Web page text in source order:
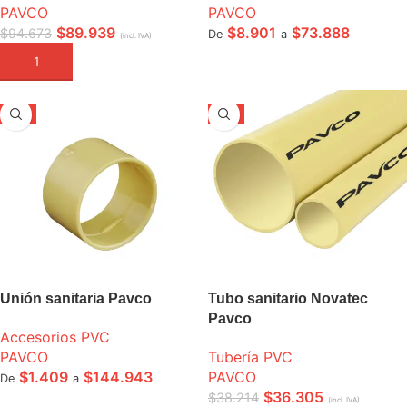
PAVCO
$94.673 $89.939 (incl. IVA)
AÑADIR A LA CESTA
PAVCO
De $8.901 a $73.888
-5%
Unión sanitaria Pavco
Accesorios PVC
PAVCO
De $1.409 a $144.943
-5%
Tubo sanitario Novatec
Pavco
Tubería PVC
PAVCO
$38.214 $36.305 (incl. IVA)